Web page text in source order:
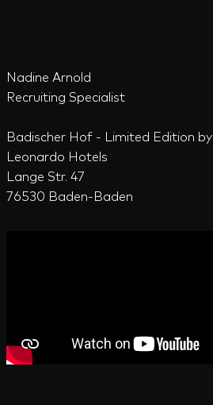
Nadine Arnold
Recruiting Specialist
Badischer Hof - Limited Edition by
Leonardo Hotels
Lange Str. 47
76530 Baden-Baden